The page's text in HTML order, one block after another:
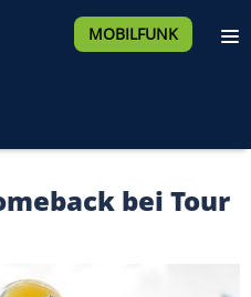
MOBILFUNK
bei Tour